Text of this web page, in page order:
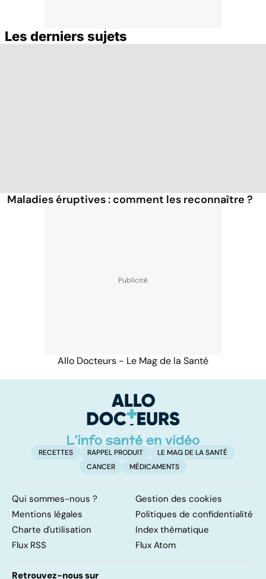
Les derniers sujets
Maladies éruptives : comment les reconnaître ?
Allo Docteurs - Le Mag de la Santé
RECETTES RAPPEL PRODUIT
LE MAG DE LA SANTÉ
CANCER
MÉDICAMENTS
Qui sommes-nous ?
Gestion des cookies
Mentions légales
Politiques de confidentialité
Charte d'utilisation
Index thématique
Flux RSS
Flux Atom
Retrouvez-nous sur